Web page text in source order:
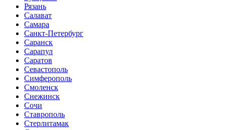
Рязань
Салават
Самара
Санкт-Петербург
Саранск
Сарапул
Саратов
Севастополь
Симферополь
Смоленск
Снежинск
Сочи
Ставрополь
Стерлитамак